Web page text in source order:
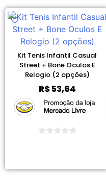
Kit Tenis Infantil Casual
Street + Bone Oculos E
Relogio (2 opções)
R$53,64